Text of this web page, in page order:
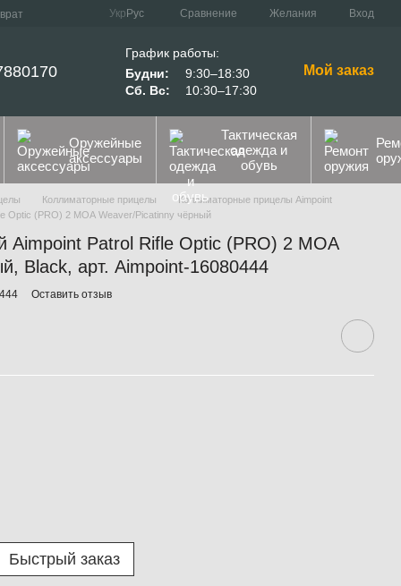
Укр Рус Сравнение Желания Вход
График работы:
Будни:
9:30–18:30
Сб. Вс:
10:30–17:30
Мой заказ
Оружейные
аксессуары
Тактическая
одежда и
обувь
Коллиматорные прицелы
Коллиматорные прицелы Aimpoint
Optic (PRO) 2 МОА Weaver/Picatinny чёрный
Aimpoint Patrol Rifle Optic (PRO) 2 МОА
Black, арт. Aimpoint-16080444
Оставить отзыв
Быстрый заказ